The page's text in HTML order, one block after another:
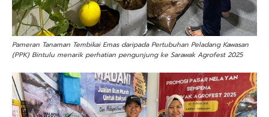
Pameran Tanaman Tembikai Emas daripada Pertubuhan Peladang Kawasan
(PPK) Bintulu menarik perhatian pengunjung ke Sarawak Agrofest 2025